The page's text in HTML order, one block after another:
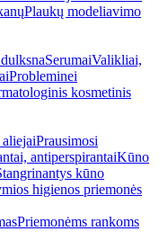
Plaukų modeliavimo
SerumaiValikliai,
Probleminei
kosmetinis
Prausimosi
antiperspirantaiKūno
kūno
higienos priemonės
Priemonėms rankoms